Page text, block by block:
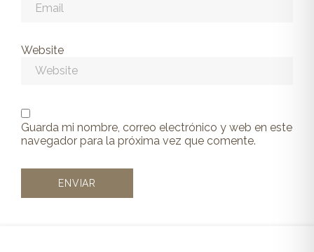
Website
Guarda mi nombre, correo electrónico y web en este
navegador para la próxima vez que comente.